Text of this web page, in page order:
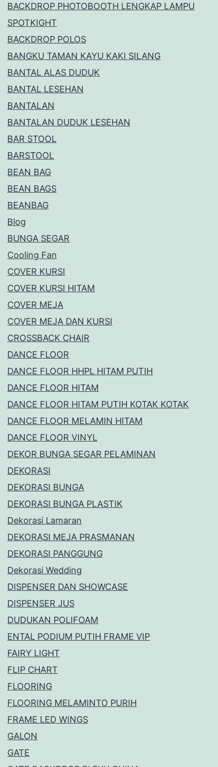
BACKDROP PHOTOBOOTH LENGKAP LAMPU
SPOTKIGHT
BACKDROP POLOS
BANGKU TAMAN KAYU KAKI SILANG
BANTAL ALAS DUDUK
BANTAL LESEHAN
BANTALAN
BANTALAN DUDUK LESEHAN
BAR STOOL
BARSTOOL
BEAN BAG
BEAN BAGS
BEANBAG
Blog
BUNGA SEGAR
Cooling Fan
COVER KURSI
COVER KURSI HITAM
COVER MEJA
COVER MEJA DAN KURSI
CROSSBACK CHAIR
DANCE FLOOR
DANCE FLOOR HHPL HITAM PUTIH
DANCE FLOOR HITAM
DANCE FLOOR HITAM PUTIH KOTAK KOTAK
DANCE FLOOR MELAMIN HITAM
DANCE FLOOR VINYL
DEKOR BUNGA SEGAR PELAMINAN
DEKORASI
DEKORASI BUNGA
DEKORASI BUNGA PLASTIK
Dekorasi Lamaran
DEKORASI MEJA PRASMANAN
DEKORASI PANGGUNG
Dekorasi Wedding
DISPENSER DAN SHOWCASE
DISPENSER JUS
DUDUKAN POLIFOAM
ENTAL PODIUM PUTIH FRAME VIP
FAIRY LIGHT
FLIP CHART
FLOORING
FLOORING MELAMINTO PURIH
FRAME LED WINGS
GALON
GATE